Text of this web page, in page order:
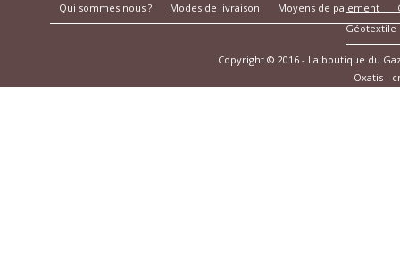
Qui sommes nous ? Modes de livraison Moyens de paiement
Géotextile
Copyright © 2016 - La boutique du
Oxatis -